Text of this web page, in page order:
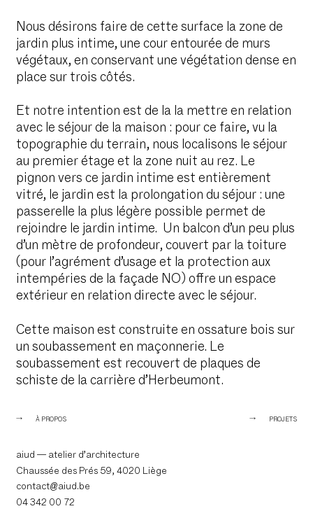
Nous désirons faire de cette surface la zone de
jardin plus intime, une cour entourée de murs
végétaux, en conservant une végétation dense en
place sur trois côtés.
Et notre intention est de la la mettre en relation
avec le séjour de la maison : pour ce faire, vu la
topographie du terrain, nous localisons le séjour
au premier étage et la zone nuit au rez. Le
pignon vers ce jardin intime est entièrement
vitré, le jardin est la prolongation du séjour : une
passerelle la plus légère possible permet de
rejoindre le jardin intime. Un balcon d’un peu plus
d’un mètre de profondeur, couvert par la toiture
(pour l’agrément d’usage et la protection aux
intempéries de la façade NO) offre un espace
extérieur en relation directe avec le séjour.
Cette maison est construite en ossature bois sur
un soubassement en maçonnerie. Le
soubassement est recouvert de plaques de
schiste de la carrière d’Herbeumont.
aiud — atelier d’architecture
Chaussée des Prés 59, 4020 Liège
contact@aiud.be
04 342 00 72
À PROPOS PROJETS